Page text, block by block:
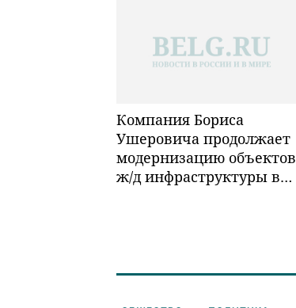
Компания Бориса
Ушеровича продолжает
модернизацию объектов
ж/д инфраструктуры в